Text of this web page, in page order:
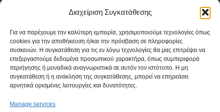
Διαχείριση Συγκατάθεσης
Για να παρέχουμε την καλύτερη εμπειρία, χρησιμοποιούμε τεχνολογίες όπως
cookies για την αποθήκευση ή/και την πρόσβαση σε πληροφορίες
συσκευών. Η συγκατάθεση για τις εν λόγω τεχνολογίες θα μας επιτρέψει να
επεξεργαστούμε δεδομένα προσωπικού χαρακτήρα, όπως συμπεριφορά
περιήγησης ή μοναδικά αναγνωριστικά σε αυτόν τον ιστότοπο. Η μη
συγκατάθεση ή η ανάκληση της συγκατάθεσης, μπορεί να επηρεάσει
αρνητικά ορισμένες λειτουργίες και δυνατότητες.
Manage services
First Name
Last Name